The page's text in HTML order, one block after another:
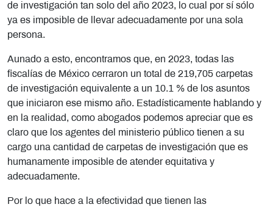
de investigación tan solo del año 2023, lo cual por sí sólo
ya es imposible de llevar adecuadamente por una sola
persona.
Aunado a esto, encontramos que, en 2023, todas las
fiscalías de México cerraron un total de 219,705 carpetas
de investigación equivalente a un 10.1 % de los asuntos
que iniciaron ese mismo año. Estadísticamente hablando y
en la realidad, como abogados podemos apreciar que es
claro que los agentes del ministerio público tienen a su
cargo una cantidad de carpetas de investigación que es
humanamente imposible de atender equitativa y
adecuadamente.
Por lo que hace a la efectividad que tienen las